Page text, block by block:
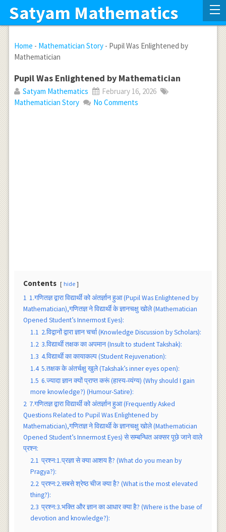
Satyam Mathematics
Home - Mathematician Story- Pupil Was Enlightened by
Mathematician
Pupil Was Enlightened by Mathematician
Satyam Mathematics
February 16, 2026
Mathematician Story
No Comments
Contents hide
1 1.गणितज्ञ द्वारा विद्यार्थी को अंतर्ज्ञान हुआ (Pupil Was Enlightened by
Mathematician),गणितज्ञ ने विद्यार्थी के ज्ञानचक्षु खोले (Mathematician
Opened Student’s Innermost Eyes):
1.1 2.विद्वानों द्वारा ज्ञान चर्चा (Knowledge Discussion by Scholars):
1.2 3.विद्यार्थी तक्षक का अपमान (Insult to student Takshak):
1.3 4.विद्यार्थी का कायाकल्प (Student Rejuvenation):
1.4 5.तक्षक के अंतर्चक्षु खुले (Takshak’s inner eyes open):
1.5 6.ज्यादा ज्ञान क्यों प्राप्त करूं (हास्य-व्यंग्य) (Why should I gain
more knowledge?) (Humour-Satire):
2 7.गणितज्ञ द्वारा विद्यार्थी को अंतर्ज्ञान हुआ (Frequently Asked
Questions Related to Pupil Was Enlightened by
Mathematician),गणितज्ञ ने विद्यार्थी के ज्ञानचक्षु खोले (Mathematician
Opened Student’s Innermost Eyes) से सम्बन्धित अक्सर पूछे जाने वाले
प्रश्न:
2.1 प्रश्न:1.प्रज्ञा से क्या आशय है? (What do you mean by
Pragya?):
2.2 प्रश्न:2.सबसे श्रेष्ठ चीज क्या है? (What is the most elevated
thing?):
2.3 प्रश्न:3.भक्ति और ज्ञान का आधार क्या है? (Where is the base of
devotion and knowledge?):